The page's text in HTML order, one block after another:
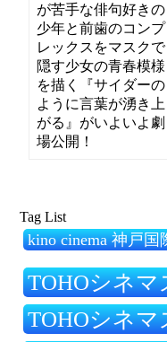
が苦手な俳句好きの
少年と前歯のコンプ
レックスをマスクで
隠す少女の青春模様
を描く『サイダーの
ように言葉が湧き上
がる』がいよいよ劇
場公開！
Tag List
kino cinema 神戸国
TOHOシネ
TOHOシネマ